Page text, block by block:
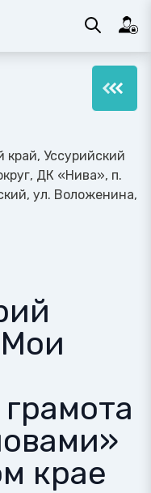
край, Уссурийский
ДК «Нива», п.
ул. Воложенина,
крае